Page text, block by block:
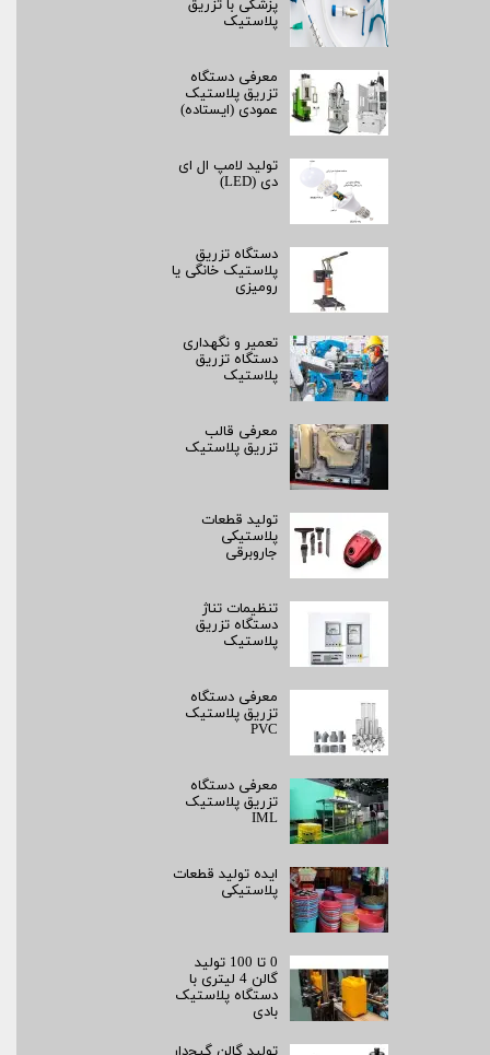
پزشکی با تزریق
پلاستیک
معرفی دستگاه
تزریق پلاستیک
عمودی (ایستاده)
تولید لامپ ال ای
دی (LED)
دستگاه تزریق
پلاستیک خانگی یا
رومیزی
تعمیر و نگهداری
دستگاه تزریق
پلاستیک
معرفی قالب
تزریق پلاستیک
تولید قطعات
پلاستیکی
جاروبرقی
تنظیمات تناژ
دستگاه تزریق
پلاستیک
معرفی دستگاه
تزریق پلاستیک
PVC
معرفی دستگاه
تزریق پلاستیک
IML
ایده تولید قطعات
پلاستیکی
0 تا 100 تولید
گالن 4 لیتری با
دستگاه پلاستیک
بادی